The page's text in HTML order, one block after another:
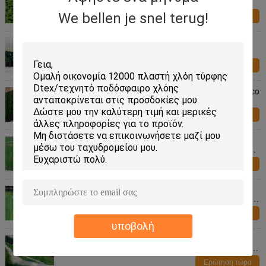
We bellen je snel terug!
υποβολή
Ερώτηση τώρα
UV ανθεκτική φιλική σχολική παιδική χαρά Eco
που δαπεδώνει την τεχνητή χλόη τύρφης
Ερώτηση τώρα
Υψηλή ρεαλιστική συνθετική τύρφη
ελαστικότητας για τη σχολική διαδρομή/την
τεχνητή κουβέρτα χλόης
Ανθεκτικός καμία εκθαμβωτική όρθια
συνθετική χλόη Diy/χλόη αγωνιστικών χώρων
Odorless δάπεδο σχολικών παιδικών χαρών
χλόης DIY για το αθλητικό δικαστήριο, εύκολο
να εγκαταστήσει Ερώτηση τώρα